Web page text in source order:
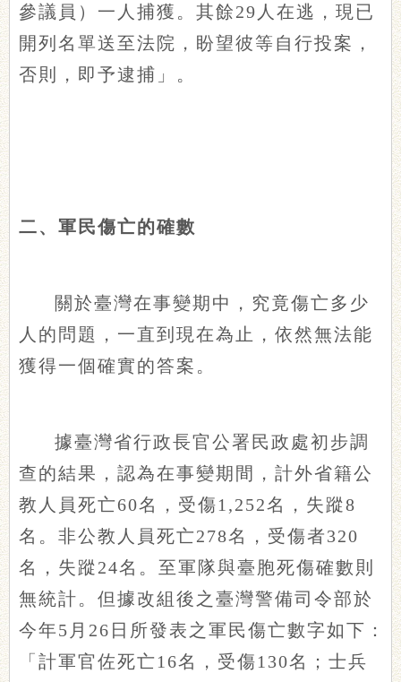
參議員）一人捕獲。其餘29人在逃，現已
開列名單送至法院，盼望彼等自行投案，
否則，即予逮捕」。
二、軍民傷亡的確數
關於臺灣在事變期中，究竟傷亡多少
人的問題，一直到現在為止，依然無法能
獲得一個確實的答案。
據臺灣省行政長官公署民政處初步調
查的結果，認為在事變期間，計外省籍公
教人員死亡60名，受傷1,252名，失蹤8
名。非公教人員死亡278名，受傷者320
名，失蹤24名。至軍隊與臺胞死傷確數則
無統計。但據改組後之臺灣警備司令部於
今年5月26日所發表之軍民傷亡數字如下：
「計軍官佐死亡16名，受傷130名；士兵